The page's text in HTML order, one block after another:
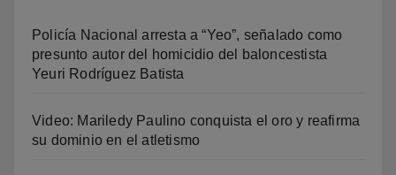
Policía Nacional arresta a “Yeo”, señalado como
presunto autor del homicidio del baloncestista
Yeuri Rodríguez Batista
Video: Mariledy Paulino conquista el oro y reafirma
su dominio en el atletismo